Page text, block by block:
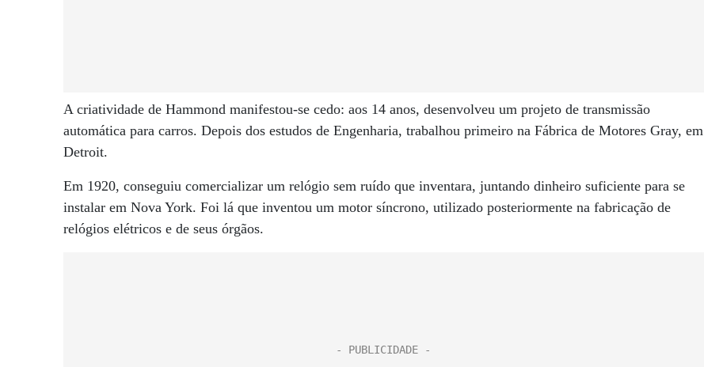
A criatividade de Hammond manifestou-se cedo: aos 14 anos, desenvolveu um projeto de transmissão
automática para carros. Depois dos estudos de Engenharia, trabalhou primeiro na Fábrica de Motores Gray, em
Detroit.
Em 1920, conseguiu comercializar um relógio sem ruído que inventara, juntando dinheiro suficiente para se
instalar em Nova York. Foi lá que inventou um motor síncrono, utilizado posteriormente na fabricação de
relógios elétricos e de seus órgãos.